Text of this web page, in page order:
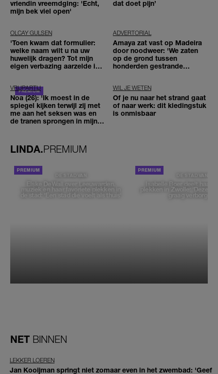
vriendin vreemdging: 'Echt,
mijn bek viel open'
dat doet pijn’
OLCAY GULSEN
'Toen kwam dat formulier:
welke naam wilt u na uw
huwelijk dragen? Tot mijn
eigen verbazing aarzelde ik
ADVERTORIAL
Amaya zat vast op Madeira
door noodweer: 'We zaten
op de grond tussen
honderden gestrande
VRIJPARTIJ
Noa (26): 'Ik moest in de
spiegel kijken terwijl zij met
me aan het seksen was en
de tranen sprongen in mijn
WIL JE WETEN
Of je nu naar het strand gaat
of naar werk: dit kledingstuk
is onmisbaar
LINDA.PREMIUM
DE STAD VAN
Elske DeWall over Leeuwarden,
muziek en haar favoriete plekken in
de stad: 'Een stad die voelt als thuis'
DE STAD VAN
Isabelle Boer deelt haar
plekken in Zwolle: 'Deze
graag verborgen'
NET BINNEN
LEKKER LOEREN
Jan Kooijman springt niet zomaar even in het zwembad: 'Geef